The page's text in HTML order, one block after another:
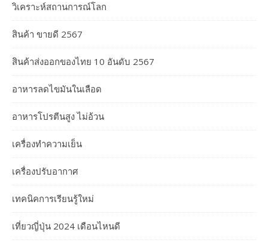
วิเคราะห์สถานการณ์โลก
สินค้า ขายดี 2567
สินค้าส่งออกของไทย 10 อันดับ 2567
อาหารลดไขมันในเลือด
อาหารโปรตีนสูง ไม่อ้วน
เครื่องทำความเย็น
เครื่องปรับอากาศ
เทคนิคการเรียนรู้ใหม่
เที่ยวญี่ปุ่น 2024 เดือนไหนดี